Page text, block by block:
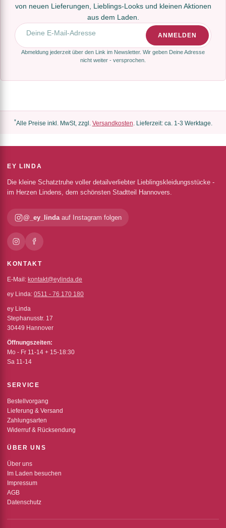
von neuen Lieferungen, Lieblings-Looks und kleinen Aktionen
aus dem Laden.
E-Mail-Adresse
ANMELDEN
Abmeldung jederzeit über den Link im Newsletter. Wir geben Deine Adresse
nicht weiter - versprochen.
*Alle Preise inkl. MwSt, zzgl. Versandkosten. Lieferzeit: ca. 1-3 Werktage.
EY LINDA
Die kleine Schatztruhe voller detailverliebter Lieblingskleidungsstücke -
im Herzen Lindens, dem schönsten Stadtteil Hannovers.
@_ey_lindaauf Instagram folgen
KONTAKT
E-Mail: kontakt@eylinda.de
ey Linda: 0511 - 76 170 180
ey Linda
Stephanusstr. 17
30449 Hannover
Öffnungszeiten:
Mo - Fr 11-14 + 15-18:30
Sa 11-14
SERVICE
Bestellvorgang
Lieferung & Versand
Zahlungsarten
Widerruf & Rücksendung
ÜBER UNS
Über uns
Im Laden besuchen
Impressum
AGB
Datenschutz